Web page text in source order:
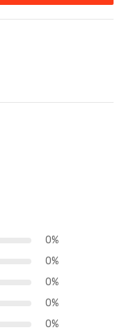
0%
0%
0%
0%
0%